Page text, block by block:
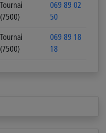
Tournai
(7500)
069 89 02
50
Tournai
(7500)
069 89 18
18